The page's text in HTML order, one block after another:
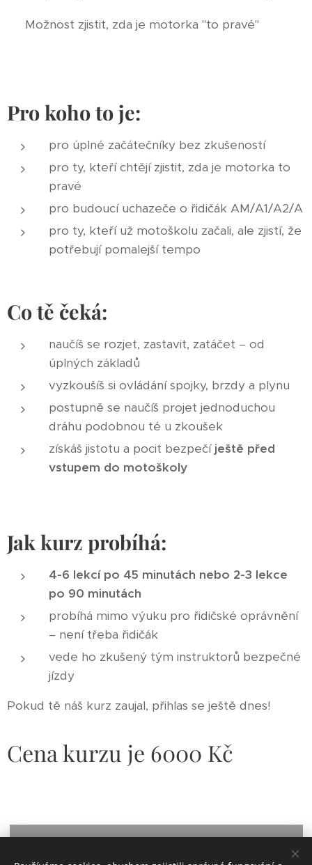
✅ Možnost zjistit, zda je motorka "to pravé"
Pro koho to je:
pro úplné začátečníky bez zkušeností
pro ty, kteří chtějí zjistit, zda je motorka to
pravé
pro budoucí uchazeče o řidičák AM/A1/A2/A
pro ty, kteří už motoškolu začali, ale zjistí, že
potřebují pomalejší tempo
Co tě čeká:
naučíš se rozjet, zastavit, zatáčet – od
úplných základů
vyzkoušíš si ovládání spojky, brzdy a plynu
postupně se naučíš projet jednoduchou
dráhu podobnou té u zkoušek
získáš jistotu a pocit bezpečí ještě před
vstupem do motoškoly
Jak kurz probíhá:
4-6 lekcí po 45 minutách nebo 2-3 lekce
po 90 minutách
probíhá mimo výuku pro řidičské oprávnění
– není třeba řidičák
vede ho zkušený tým instruktorů bezpečné
jízdy
Pokud tě náš kurz zaujal, přihlas se ještě dnes!
Cena kurzu je 6000 Kč